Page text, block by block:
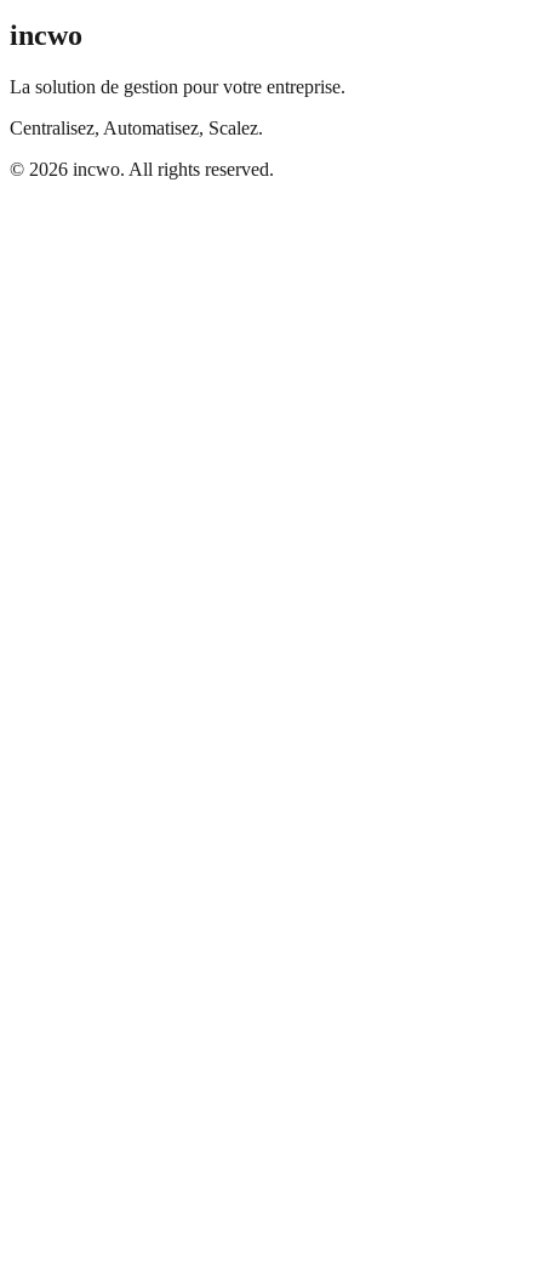
incwo
La solution de gestion pour votre entreprise.
Centralisez, Automatisez, Scalez.
© 2026 incwo. All rights reserved.